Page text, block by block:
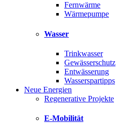
Fernwärme
Wärmepumpe
Wasser
Trinkwasser
Gewässerschutz
Entwässerung
Wasserspartipps
Neue Energien
Regenerative Projekte
E-Mobilität